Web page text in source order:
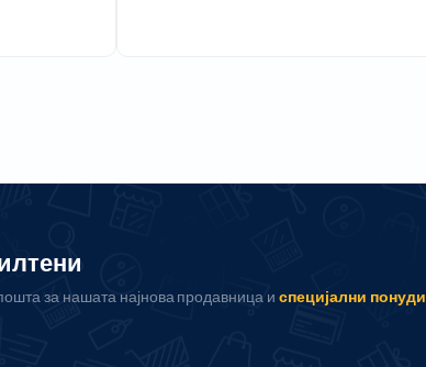
за нашата најнова продавница испецијални понуди